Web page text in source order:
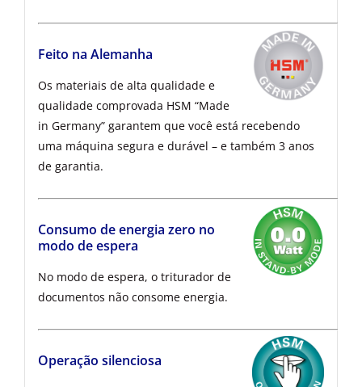
Feito na Alemanha
Os materiais de alta qualidade e
qualidade comprovada HSM “Made
in Germany” garantem que você está recebendo
uma máquina segura e durável – e também 3 anos
de garantia.
Consumo de energia zero no
modo de espera
No modo de espera, o triturador de
documentos não consome energia.
Operação silenciosa